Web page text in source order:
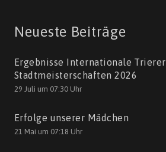
Neueste Beiträge
Ergebnisse Internationale Trierer
Stadtmeisterschaften 2026
29 Juli um 07:30 Uhr
Erfolge unserer Mädchen
21 Mai um 07:18 Uhr